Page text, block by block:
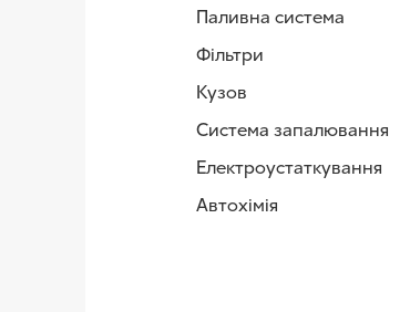
Паливна система
Фільтри
Кузов
Система запалювання
Електроустаткування
Автохімія